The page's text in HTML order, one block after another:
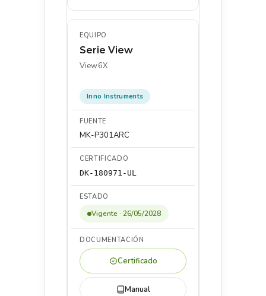
Serie View
View6X
Inno Instruments
MK-P301ARC
DK-180971-UL
Vigente · 26/05/2028
Certificado
Manual